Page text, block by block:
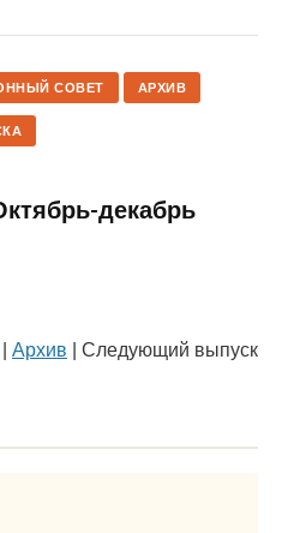
СОВЕТ АРХИВ
декабрь
Архив Следующий выпуск